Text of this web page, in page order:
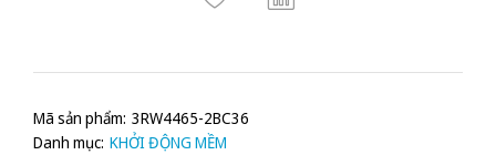
Mã sản phẩm: 3RW4465-2BC36
Danh mục: KHỞI ĐỘNG MỀM